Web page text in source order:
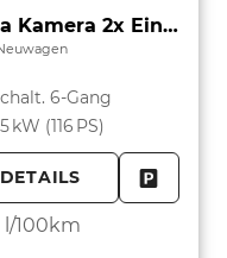
Extra Plus 1,0 TSI 2ZoKlima Kamera 2x Einparkhilfe Alu Felgen 5J Garantie Sitzheizung Matrix el Heckklappe ACC
6-Gang
kW (116 PS)
DETAILS
l/100km